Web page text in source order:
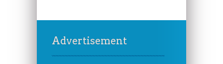
Advertisement